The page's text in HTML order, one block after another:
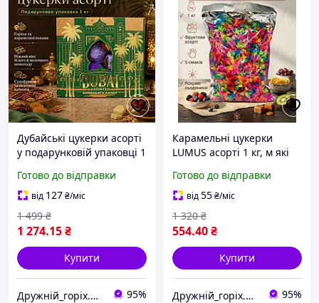
Дубайські цукерки асорті
у подарунковій упаковці 1
Готово до відправки
від 127₴/міс
1 274.15₴
1 499 ₴
Купити
Дружній_горіх.юа 95%
Карамельні цукерки
LUMUS асорті 1 кг, м які
карамельні цукерки різні
смаки для чаювання та
частування
Готово до відправки
від55₴/міс
554.40₴
1 320 ₴
Купити
Дружній_горіх.юа 95%